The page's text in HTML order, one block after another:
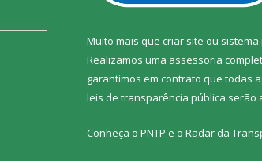
Muito mais que criar site ou
Realizamos uma assessoria
garantimos em contrato que todas
leis de transparência pública serão
Conheça o PNTP e o Radar da